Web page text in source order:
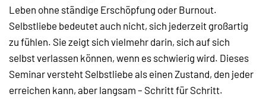
Leben ohne ständige Erschöpfung oder Burnout.
Selbstliebe bedeutet auch nicht, sich jederzeit großartig
zu fühlen. Sie zeigt sich vielmehr darin, sich auf sich
selbst verlassen können, wenn es schwierig wird. Dieses
Seminar versteht Selbstliebe als einen Zustand, den jeder
erreichen kann, aber langsam – Schritt für Schritt.